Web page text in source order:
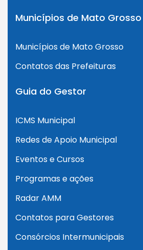
Municípios de Mato Grosso
Municípios de Mato Grosso
Contatos das Prefeituras
Guia do Gestor
ICMS Municipal
Redes de Apoio Municipal
Eventos e Cursos
Programas e ações
Radar AMM
Contatos para Gestores
Consórcios Intermunicipais